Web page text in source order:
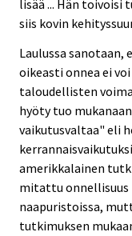
lisää ... Hän
siis kovin
Laulussa
oikeasti onnea ei
taloudellisten
hyöty tuo
vaikutusvaltaa" eli
amerikkalainen
mitattu
naapuristoissa,
tutkimuksen